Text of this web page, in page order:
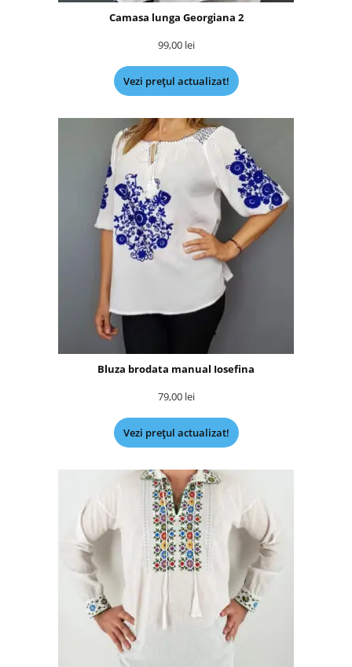
Camasa lunga Georgiana 2
99,00 lei
Vezi prețul actualizat!
Bluza brodata manual Iosefina
79,00 lei
Vezi prețul actualizat!